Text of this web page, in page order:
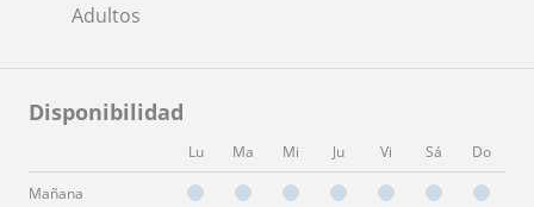
Adultos
Disponibilidad
Lu Ma Mi Ju Vi Sá Do
Mañana